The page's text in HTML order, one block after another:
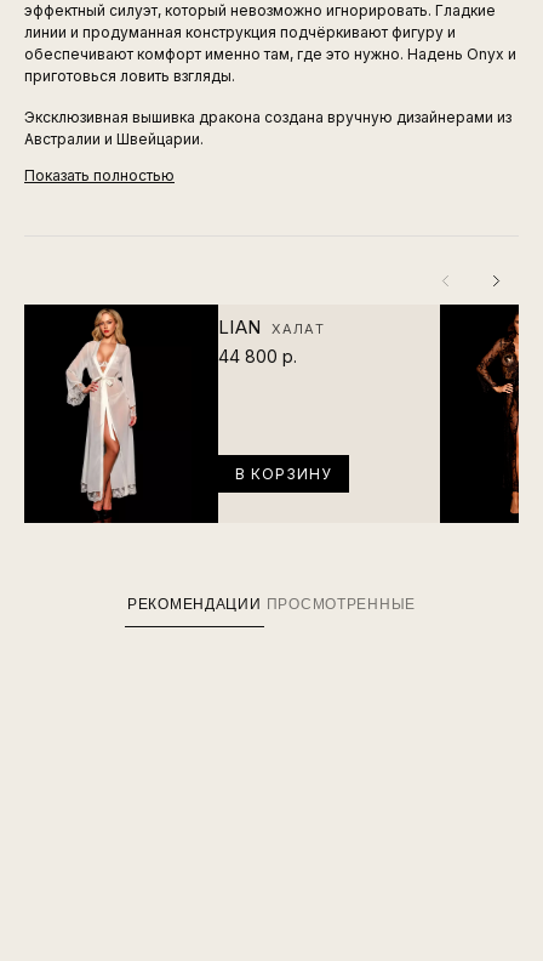
эффектный силуэт, который невозможно игнорировать. Гладкие
линии и продуманная конструкция подчёркивают фигуру и
обеспечивают комфорт именно там, где это нужно. Надень Onyx и
приготовься ловить взгляды.
Эксклюзивная вышивка дракона создана вручную дизайнерами из
Австралии и Швейцарии.
Показать полностью
LIAN ХАЛАТ
44 800 р.
В КОРЗИНУ
РЕКОМЕНДАЦИИ ПРОСМОТРЕННЫЕ